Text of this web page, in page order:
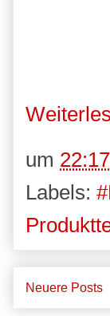
um 22:17
Labels:
Neuere Posts